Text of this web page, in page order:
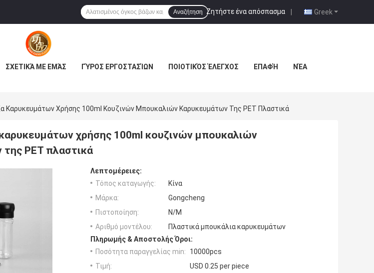
Greek
Ζητήστε ένα απόσπασμα |
Αναζήτηση
ΣΧΕΤΙΚΆ ΜΕ ΕΜΆΣ ΓΎΡΟΣ ΕΡΓΟΣΤΑΣΊΩΝ ΠΟΙΟΤΙΚΌΣ ΈΛΕΓΧΟΣ ΕΠΑΦΉ ΝΈΑ
Καρυκευμάτων Χρήσης 100ml Κουζινών Μπουκαλιών Καρυκευμάτων Της PET Πλαστικά
χρήσης 100ml κουζινών μπουκαλιών
PET πλαστικά
Λεπτομέρειες:
Τόπος καταγωγής:
Κίνα
Μάρκα:
Gongcheng
Πιστοποίηση:
N/M
Αριθμό μοντέλου:
Πλαστικά μπουκάλια καρυκευμάτων
Πληρωμής & Αποστολής Όροι:
Ποσότητα παραγγελίας min:
10000pcs
Τιμή:
USD 0.25 per piece